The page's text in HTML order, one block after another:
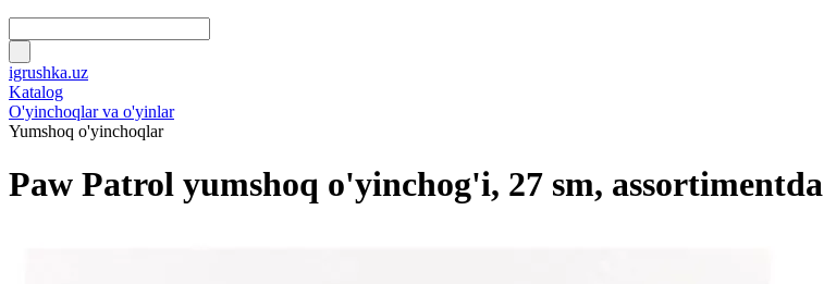
igrushka.uz
Katalog
O'yinchoqlar va o'yinlar
Yumshoq o'yinchoqlar
Paw Patrol yumshoq o'yinchog'i, 27 sm, assortimentda